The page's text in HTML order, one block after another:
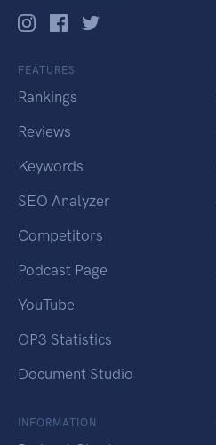
FEATURES
Rankings
Reviews
Keywords
SEO Analyzer
Competitors
Podcast Page
YouTube
OP3 Statistics
Document Studio
INFORMATION